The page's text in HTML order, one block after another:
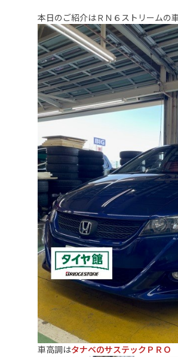
本日のご紹介はＲＮ６ストリームの
車高調はタナベのサステックＰＲＯ